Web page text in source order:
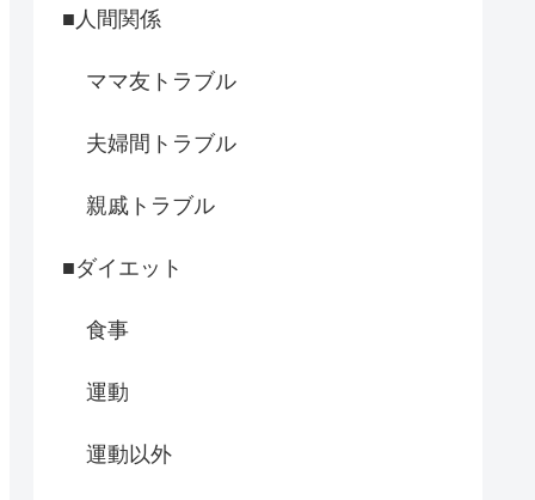
■人間関係
ママ友トラブル
夫婦間トラブル
親戚トラブル
■ダイエット
食事
運動
運動以外